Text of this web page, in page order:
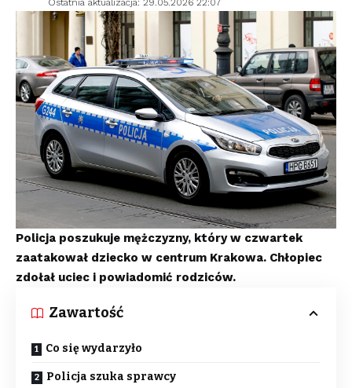
Policja poszukuje mężczyzny, który w czwartek
zaatakował dziecko w centrum Krakowa. Chłopiec
zdołał uciec i powiadomić rodziców.
Zawartość
Co się wydarzyło
Policja szuka sprawcy